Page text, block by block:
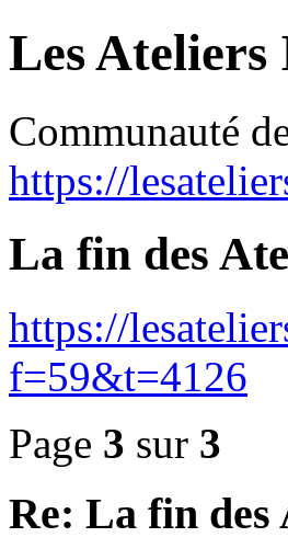
Les Ateliers
Communauté
https://
La fin des
https://
f=59&t=4126
Page 3 sur 3
Re: La fin